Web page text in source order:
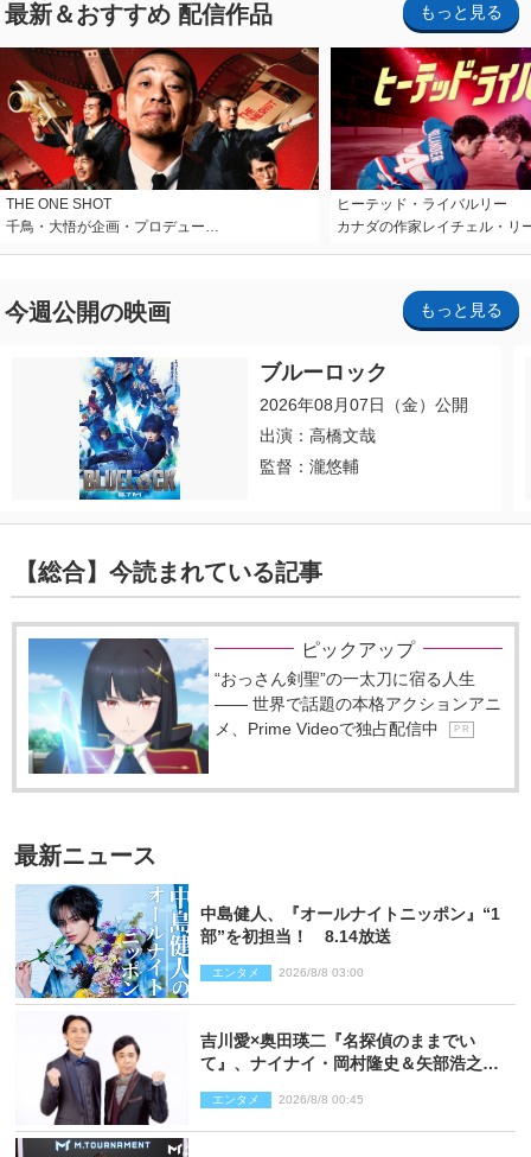
最新＆おすすめ 配信作品 もっと見る
THE ONE SHOT
千鳥・大悟が企画・プロデュー…
ヒーテッド・ライバルリー
カナダの作家レイチェル・リ
今週公開の映画 もっと見る
ブルーロック
2026年08月07日（金）公開
出演：高橋文哉
監督：瀧悠輔
【総合】今読まれている記事
ピックアップ
“おっさん剣聖”の一太刀に宿る人生
―― 世界で話題の本格アクションアニ
メ、Prime Videoで独占配信中
P R
最新ニュース
中島健人、『オールナイトニッポン』“1
部”を初担当！ 8.14放送
エンタメ 2026/8/8 03:00
吉川愛×奥田瑛二『名探偵のままでい
て』、ナイナイ・岡村隆史＆矢部浩之の
エンタメ 2026/8/8 00:45